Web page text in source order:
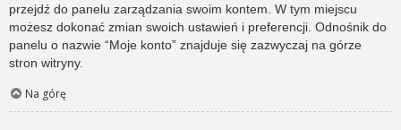
przejdź do panelu zarządzania swoim kontem. W tym miejscu
możesz dokonać zmian swoich ustawień i preferencji. Odnośnik do
panelu o nazwie “Moje konto” znajduje się zazwyczaj na górze
stron witryny.
Na górę